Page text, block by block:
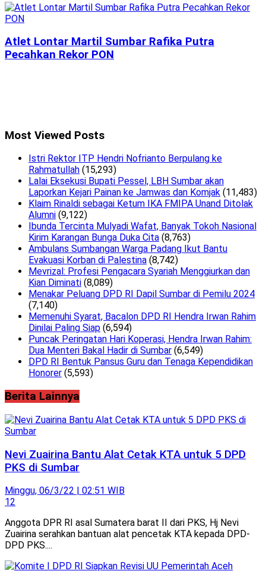
Atlet Lontar Martil Sumbar Rafika Putra
Pecahkan Rekor PON
Most Viewed Posts
Istri Rektor ITP Hendri Nofrianto Berpulang ke
Rahmatullah (15,293)
Lalai Eksekusi Bupati Pessel, LBH Sumbar akan
Laporkan Kejari Painan ke Jamwas dan Komjak (11,483)
Klaim Rinaldi sebagai Ketum IKA FMIPA Unand Ditolak
Alumni (9,122)
Ibunda Tercinta Mulyadi Wafat, Banyak Tokoh Nasional
Kirim Karangan Bunga Duka Cita (8,763)
Ambulans Sumbangan Warga Padang Ikut Bantu
Evakuasi Korban di Palestina (8,742)
Mevrizal: Profesi Pengacara Syariah Menggiurkan dan
Kian Diminati (8,089)
Menakar Peluang DPD RI Dapil Sumbar di Pemilu 2024
(7,140)
Memenuhi Syarat, Bacalon DPD RI Hendra Irwan Rahim
Dinilai Paling Siap (6,594)
Puncak Peringatan Hari Koperasi, Hendra Irwan Rahim:
Dua Menteri Bakal Hadir di Sumbar (6,549)
DPD RI Bentuk Pansus Guru dan Tenaga Kependidikan
Honorer (5,593)
Berita Lainnya
Nevi Zuairina Bantu Alat Cetak KTA untuk 5 DPD
PKS di Sumbar
Minggu, 06/3/22 | 02:51 WIB
12
Anggota DPR RI asal Sumatera barat II dari PKS, Hj Nevi
Zuairina serahkan bantuan alat pencetak KTA kepada DPD-
DPD PKS....